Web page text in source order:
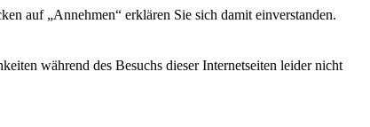
auf „Annehmen“ erklären Sie sich damit einverstanden.
während des Besuchs dieser Internetseiten leider nicht